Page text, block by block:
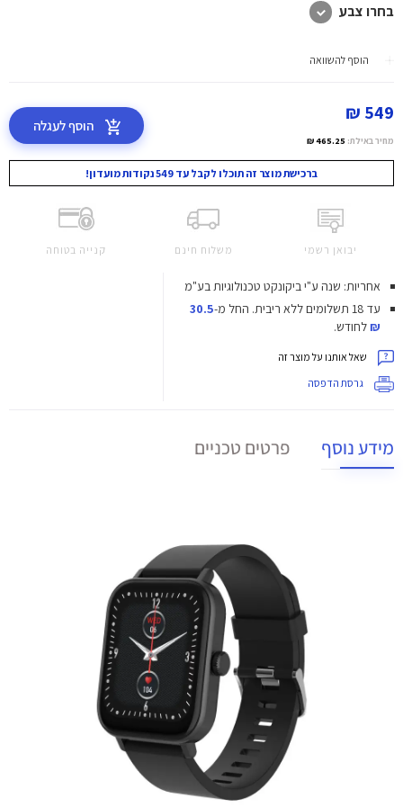
בחרו צבע
הוסף להשוואה
549 ₪
מחיר באילת: 465.25 ₪
הוסף לעגלה
ברכישת מוצר זה תוכלו לקבל עד 549 נקודות מועדון!
יבואן רשמי משלוח חינם קנייה בטוחה
אחריות: שנה ע"י ביקונקט טכנולוגיות בע"מ
עד 18 תשלומים ללא ריבית.
החל מ-30.5
₪לחודש.
שאל אותנו על מוצר זה
גרסת הדפסה
מידע נוסף פרטים טכניים